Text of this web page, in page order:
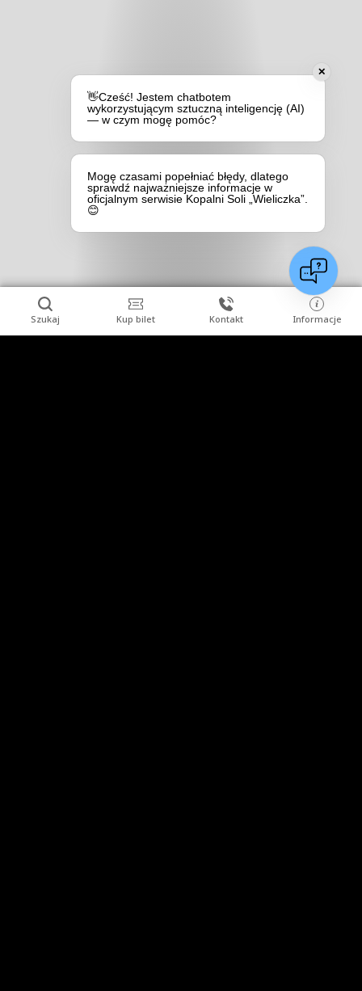
Szukaj Kup bilet Kontakt Informacje
✕
👋Cześć! Jestem chatbotem
wykorzystującym sztuczną inteligencję (AI)
— w czym mogę pomóc?
Mogę czasami popełniać błędy, dlatego
sprawdź najważniejsze informacje w
oficjalnym serwisie Kopalni Soli „Wieliczka”.
😊